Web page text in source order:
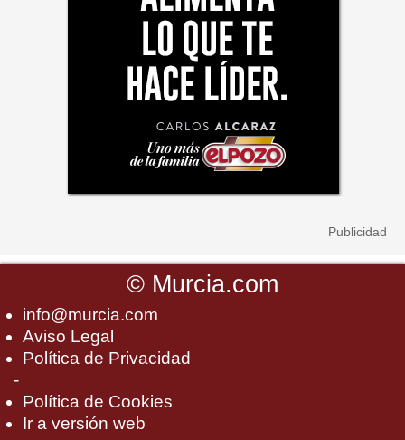
© Murcia.com
info@murcia.com
Aviso Legal
Política de Privacidad
-
Política de Cookies
Ir a versión web